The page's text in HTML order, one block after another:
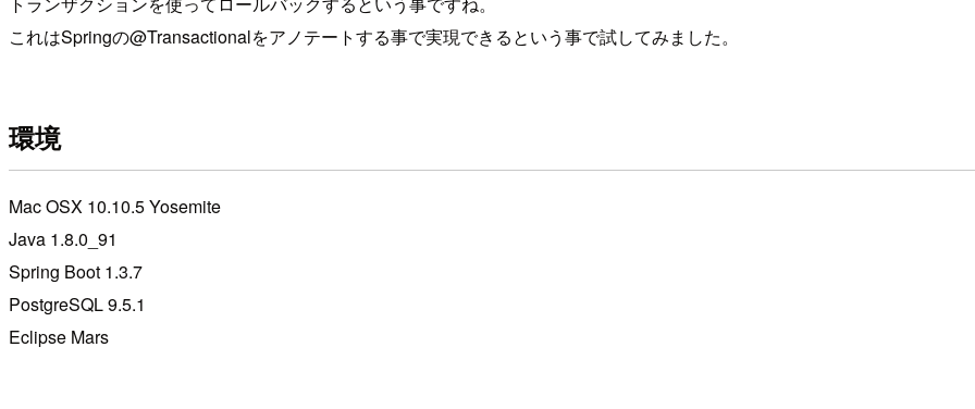
これはSpringの@Transactionalをアノテートする事で実現できるという事で試してみました。
環境
Mac OSX 10.10.5 Yosemite
Java 1.8.0_91
Spring Boot 1.3.7
PostgreSQL 9.5.1
Eclipse Mars